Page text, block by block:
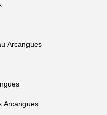
Arcangues
Arcangues